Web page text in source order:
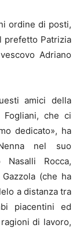
ordine di posti,
prefetto Patrizia
Adriano
amici della
Fogliani, che ci
dedicato», ha
nel suo
Rocca,
(che ha
a distanza tra
piacentini ed
di lavoro,